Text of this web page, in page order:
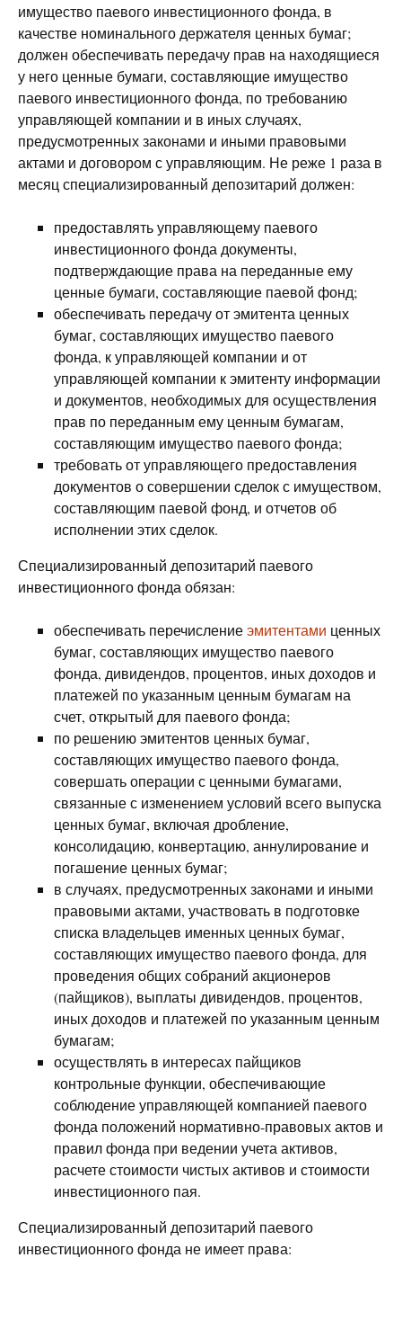
имущество паевого инвестиционного фонда, в
качестве номинального держателя ценных бумаг;
должен обеспечивать передачу прав на находящиеся
у него ценные бумаги, составляющие имущество
паевого инвестиционного фонда, по требованию
управляющей компании и в иных случаях,
предусмотренных законами и иными правовыми
актами и договором с управляющим. Не реже 1 раза в
месяц специализированный депозитарий должен:
предоставлять управляющему паевого
инвестиционного фонда документы,
подтверждающие права на переданные ему
ценные бумаги, составляющие паевой фонд;
обеспечивать передачу от эмитента ценных
бумаг, составляющих имущество паевого
фонда, к управляющей компании и от
управляющей компании к эмитенту информации
и документов, необходимых для осуществления
прав по переданным ему ценным бумагам,
составляющим имущество паевого фонда;
требовать от управляющего предоставления
документов о совершении сделок с имуществом,
составляющим паевой фонд, и отчетов об
исполнении этих сделок.
Специализированный депозитарий паевого
инвестиционного фонда обязан:
обеспечивать перечислениеэмитентами ценных
бумаг, составляющих имущество паевого
фонда, дивидендов, процентов, иных доходов и
платежей по указанным ценным бумагам на
счет, открытый для паевого фонда;
по решению эмитентов ценных бумаг,
составляющих имущество паевого фонда,
совершать операции с ценными бумагами,
связанные с изменением условий всего выпуска
ценных бумаг, включая дробление,
консолидацию, конвертацию, аннулирование и
погашение ценных бумаг;
в случаях, предусмотренных законами и иными
правовыми актами, участвовать в подготовке
списка владельцев именных ценных бумаг,
составляющих имущество паевого фонда, для
проведения общих собраний акционеров
(пайщиков), выплаты дивидендов, процентов,
иных доходов и платежей по указанным ценным
бумагам;
осуществлять в интересах пайщиков
контрольные функции, обеспечивающие
соблюдение управляющей компанией паевого
фонда положений нормативно-правовых актов и
правил фонда при ведении учета активов,
расчете стоимости чистых активов и стоимости
инвестиционного пая.
Специализированный депозитарий паевого
инвестиционного фонда не имеет права: